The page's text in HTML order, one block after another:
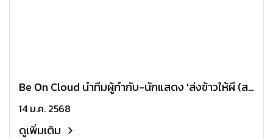
Be On Cloud นำทีมผู้กำกับ-นักแสดง 'ส่งข้าวให้ผี (สะ
ตวง)' ก่อนลุยถ่ายทำหนัง "บุปผาราตรี มาลีรัตติกาล"
14 ม.ค. 2568
ดูเพิ่มเติม